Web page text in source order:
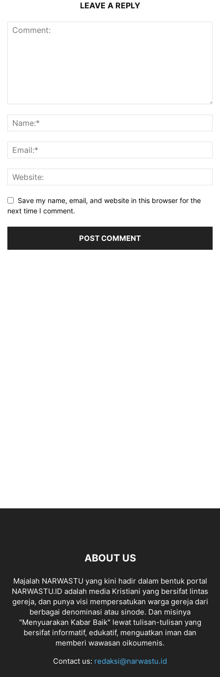
LEAVE A REPLY
Save my name, email, and website in this browser for the
next time I comment.
ABOUT US
Majalah NARWASTU yang kini hadir dalam bentuk portal
NARWASTU.ID adalah media Kristiani yang bersifat lintas
gereja, dan punya visi mempersatukan warga gereja dari
berbagai denominasi atau sinode. Dan misinya
"Menyuarakan Kabar Baik" lewat tulisan-tulisan yang
bersifat informatif, edukatif, menguatkan iman dan
memberi wawasan oikoumenis.
Contact us: redaksi@narwastu.id